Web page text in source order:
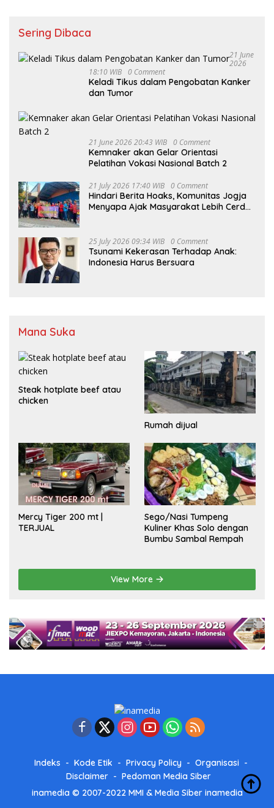
Sering Dibaca
21 June
2026
18:10 WIB 0 Comment
Keladi Tikus dalam Pengobatan Kanker
dan Tumor
21 June 2026 20:43 WIB 0 Comment
Kemnaker akan Gelar Orientasi
Pelatihan Vokasi Nasional Batch 2
21 July 2026 17:40 WIB 0 Comment
Hindari Berita Hoaks, Komunitas Jogja
Menyapa Ajak Masyarakat Lebih Cerdas
25 July 2026 09:34 WIB 0 Comment
Tsunami Kekerasan Terhadap Anak:
Indonesia Harus Bersuara
Mana Suka
Steak hotplate beef atau
chicken
Rumah dijual
Mercy Tiger 200 mt |
TERJUAL
Sego/Nasi Tumpeng
Kuliner Khas Solo dengan
Bumbu Sambal Rempah
View More
Indeks Kode Etik Privacy Policy
Organisasi
Disclaimer
Pedoman Media Siber
inamedia © 2007-2022 MMI & Media Siber inamedia